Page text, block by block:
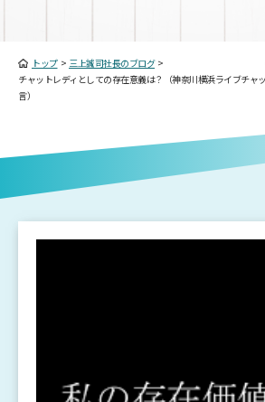
トップ> 三上誠司社長のブログ>
チャットレディとしての存在意義は？（神奈川横浜ライブチャ
言）